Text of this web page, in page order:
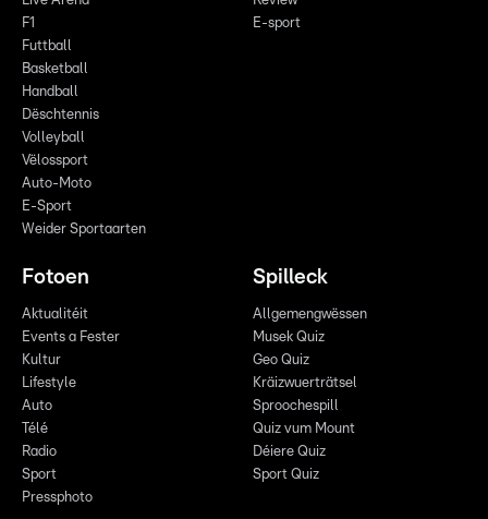
F1
Futtball
Basketball
Handball
Dëschtennis
Volleyball
Vëlossport
Auto-Moto
E-Sport
Weider Sportaarten
E-sport
Fotoen
Aktualitéit
Events a Fester
Kultur
Lifestyle
Auto
Télé
Radio
Sport
Pressphoto
Spilleck
Allgemengwëssen
Musek Quiz
Geo Quiz
Kräizwuerträtsel
Sproochespill
Quiz vum Mount
Déiere Quiz
Sport Quiz